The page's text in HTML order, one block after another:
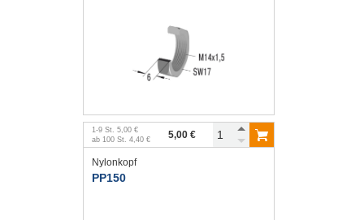
1-9 St. 5,00 €
ab 100 St. 4,40 € 5,00 €
Nylonkopf
PP150